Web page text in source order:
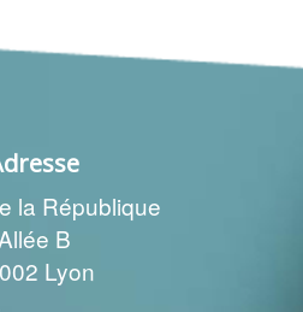
la République
B
Lyon